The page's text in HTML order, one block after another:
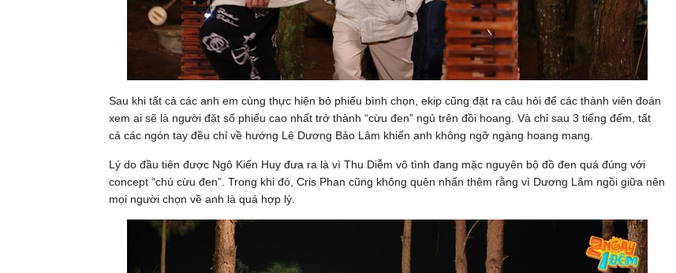
Sau khi tất cả các anh em cùng thực hiện bỏ phiếu bình chọn, ekip cũng đặt ra câu hỏi để các thành viên đoán
xem ai sẽ là người đặt số phiếu cao nhất trở thành “cừu đen” ngủ trên đồi hoang. Và chỉ sau 3 tiếng đếm, tất
cả các ngón tay đều chỉ về hướng Lê Dương Bảo Lâm khiến anh không ngỡ ngàng hoang mang.
Lý do đầu tiên được Ngô Kiến Huy đưa ra là vì Thu Diễm vô tình đang mặc nguyên bộ đồ đen quá đúng với
concept “chú cừu đen”. Trong khi đó, Cris Phan cũng không quên nhấn thêm rằng vì Dương Lâm ngồi giữa nên
mọi người chọn về anh là quá hợp lý.